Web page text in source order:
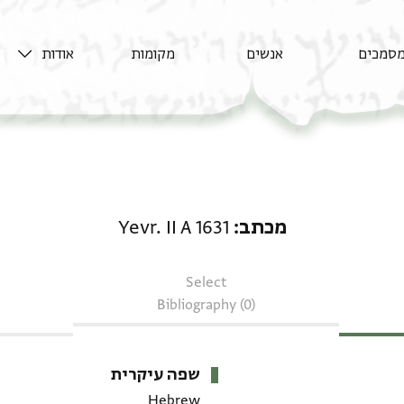
מסמכים אנשים מקומות אודות
מכתב Yevr. II A 1631
Select
Bibliography (0)
שפה עיקרית